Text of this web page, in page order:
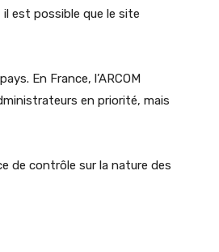
est possible que le site
En France, l’ARCOM
en priorité, mais
de contrôle sur la nature des